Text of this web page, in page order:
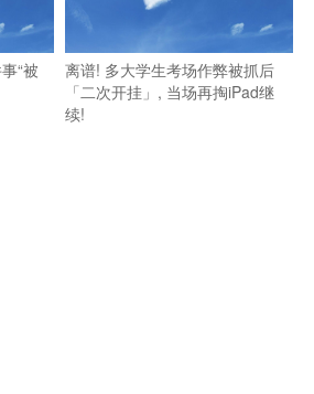
“被
离谱! 多大学生考场作弊被抓后
「二次开挂」, 当场再掏iPad继
续!